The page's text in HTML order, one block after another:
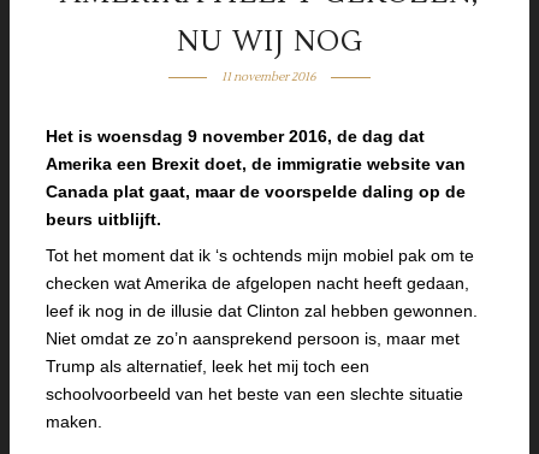
NU WIJ NOG
11 november 2016
Het is woensdag 9 november 2016, de dag dat
Amerika een Brexit doet, de immigratie website van
Canada plat gaat, maar de voorspelde daling op de
beurs uitblijft.
Tot het moment dat ik ‘s ochtends mijn mobiel pak om te
checken wat Amerika de afgelopen nacht heeft gedaan,
leef ik nog in de illusie dat Clinton zal hebben gewonnen.
Niet omdat ze zo’n aansprekend persoon is, maar met
Trump als alternatief, leek het mij toch een
schoolvoorbeeld van het beste van een slechte situatie
maken.